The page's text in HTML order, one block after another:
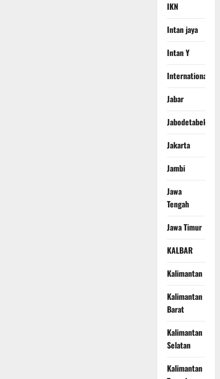
IKN
Intan jaya
Intan Y
International
Jabar
Jabodetabek
Jakarta
Jambi
Jawa
Tengah
Jawa Timur
KALBAR
Kalimantan
Kalimantan
Barat
Kalimantan
Selatan
Kalimantan